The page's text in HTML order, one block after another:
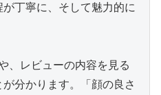
丁寧に、そして魅力的に
、レビューの内容を見る
分かります。「顔の良さ